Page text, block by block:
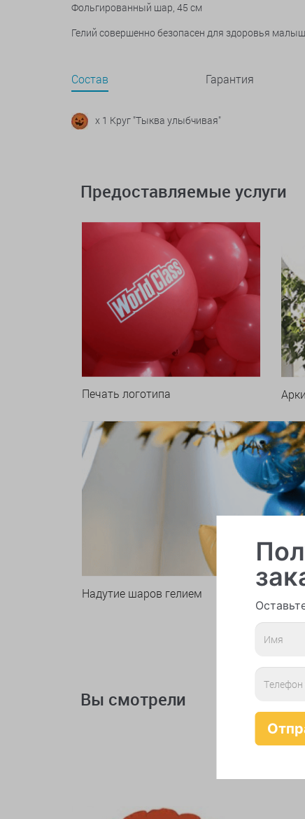
Фольгированный шар, 45 см
Гелий совершенно безопасен для здоровья
Состав Гарантия
x 1 Круг "Тыква улыбчивая"
Предоставляемые услуги
Печать логотипа
Надутие шаров гелием
Вы смотрели